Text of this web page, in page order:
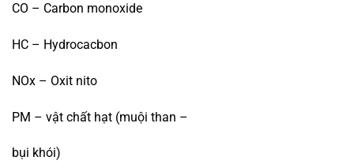
CO – Carbon monoxide
HC – Hydrocacbon
NOx – Oxit nito
PM – vật chất hạt (muội than –
bụi khói)